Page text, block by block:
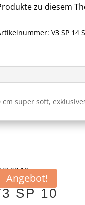
zu diesem
V3 SP 14
cm super soft,
Angebot!
SP 10